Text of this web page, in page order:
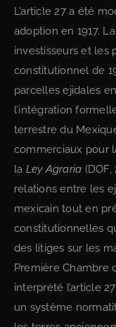
L’article 27 a été
adoption en 1917.
investisseurs et les
constitutionnel de
parcelles ejidales
l’intégration
terrestre du
commerciaux pour
la Ley Agraria
relations entre les
mexicain tout en
constitutionnelles
des litiges sur les
Première Chambre
interprété l’article
un système